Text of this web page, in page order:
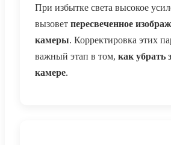
При избытке света высокое
вызовет пересвеченное
камеры. Корректировка этих
важный этап в том, как убрать
камере.